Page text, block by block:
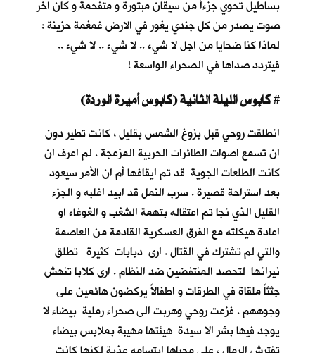
بساطيل تحوي جزءاً من سيقان مبتورة و متفحمة و كان اخر
صوت يصدر من كل جندي يغور في الارض غمغمة حزينة :
لماذا كنا ضحايا من اجل لا شيء .. لا شيء .. لا شيء ..
فيتردد صداها في الصحراء الواسعة !
كابوس الليلة الثانية (كابوس أميرة الوردة)#
انطلقت روحي قبل بزوغ الشمس بقليل ، كانت تطير دون
ان تسمع اصوات الطائرات الحربية المزعجة . لم اعرف ان
كانت الطلعات الجوية قد تم ايقافها أم ان الأمر سيعود
بعد استراحة قصيرة . سرب النمل قد ابيد اغلبه و الجزء
القليل الذي نجا تم اعتقاله بتهمة الشغب و الغوغاء او
اعادة هيكلته مع الفرق العسكرية القادمة من العاصمة
والتي لم تشترك في القتال . ارى دبابات كثيرة تطلق
نيرانها لتحصد المنتفضين ضد النظام . ارى كلابا تنهش
جثثاً ملقاة في الطرقات و اطفالاً يركضون هائمين على
وجوههم . فزعت روحي وهربت الى صحراء رملية بيضاء لا
يوجد فيها بشر الا سيدة هيئتها مهيبة بملابس بيضاء